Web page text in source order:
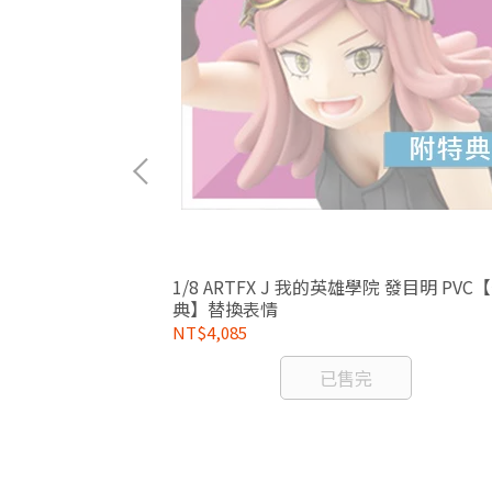
1/8 ARTFX J 我的英雄學院 發目明 PVC
典】替換表情
NT$4,085
已售完